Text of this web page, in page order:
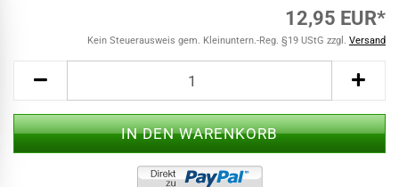
12,95 EUR*
Kein Steuerausweis gem. Kleinuntern.-Reg. §19 UStG zzgl. Versand